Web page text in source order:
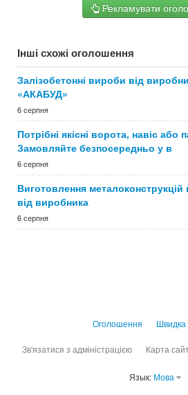
Рекламувати
Інші схожі оголошення
Залізобетонні вироби від
«АКАБУД»
6 серпня
Потрібні якісні ворота, навіс або
Замовляйте безпосередньо у в
6 серпня
Виготовлення металоконструкцій
від виробника
6 серпня
Оголошення
Зв'язатися з адміністрацією Карта
Язык: Мова